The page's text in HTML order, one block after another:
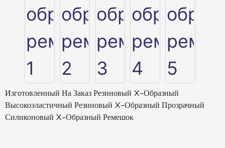
Изготовленный На Заказ Резиновый X-Образный
Высокоэластичный Резиновый X-Образный Прозрачный
Силиконовый X-Образный Ремешок